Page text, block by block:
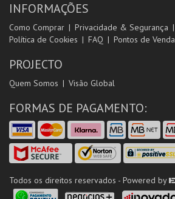
INFORMAÇÕES
Como Comprar Privacidade & Segurança
Política de Cookies
FAQ Pontos de Venda
PROJECTO
Quem Somos Visão Global
FORMAS DE PAGAMENTO:
Todos os direitos reservados - Powered by